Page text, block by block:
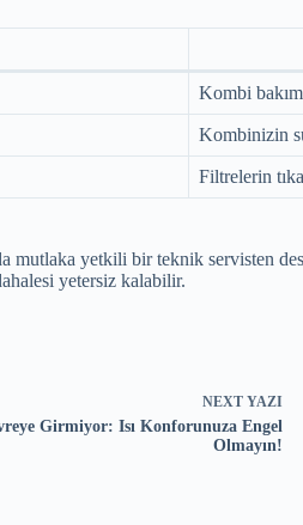
Kombi
Kombinizin
Filtrelerin
mutlaka yetkili bir teknik servisten
yetersiz kalabilir.
NEXT YAZI
Girmiyor: Isı Konforunuza Engel
Olmayın!